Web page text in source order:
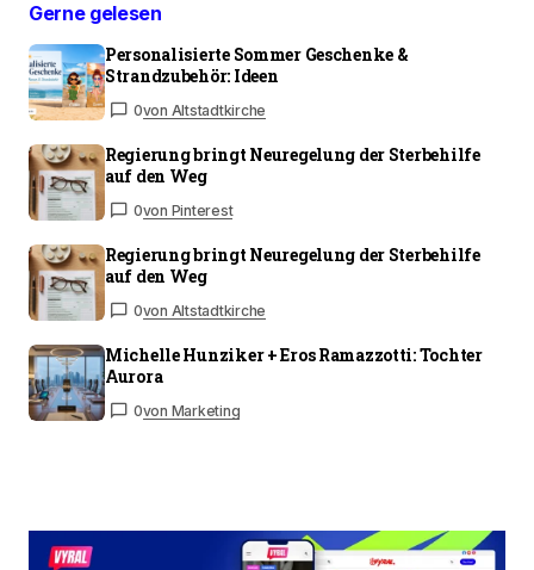
Gerne gelesen
Personalisierte Sommer Geschenke &
Strandzubehör: Ideen
0von Altstadtkirche
Regierung bringt Neuregelung der Sterbehilfe
auf den Weg
0von Pinterest
Regierung bringt Neuregelung der Sterbehilfe
auf den Weg
0von Altstadtkirche
Michelle Hunziker + Eros Ramazzotti: Tochter
Aurora
0von Marketing